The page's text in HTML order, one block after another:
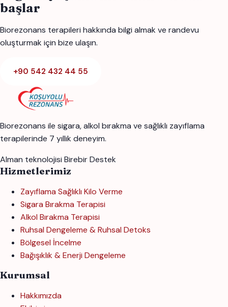
başlar
Biorezonans terapileri hakkında bilgi almak ve randevu
oluşturmak için bize ulaşın.
+90 542 432 44 55
Biorezonans ile sigara, alkol bırakma ve sağlıklı zayıflama
terapilerinde 7 yıllık deneyim.
Alman teknolojisi Birebir Destek
Hizmetlerimiz
Zayıflama Sağlıklı Kilo Verme
Sigara Bırakma Terapisi
Alkol Bırakma Terapisi
Ruhsal Dengeleme & Ruhsal Detoks
Bölgesel İncelme
Bağışıklık & Enerji Dengeleme
Kurumsal
Hakkımızda